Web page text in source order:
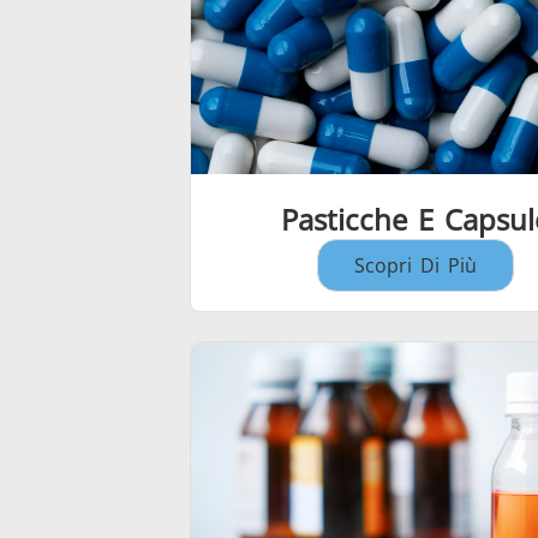
Pasticche E
Scopri Di Più